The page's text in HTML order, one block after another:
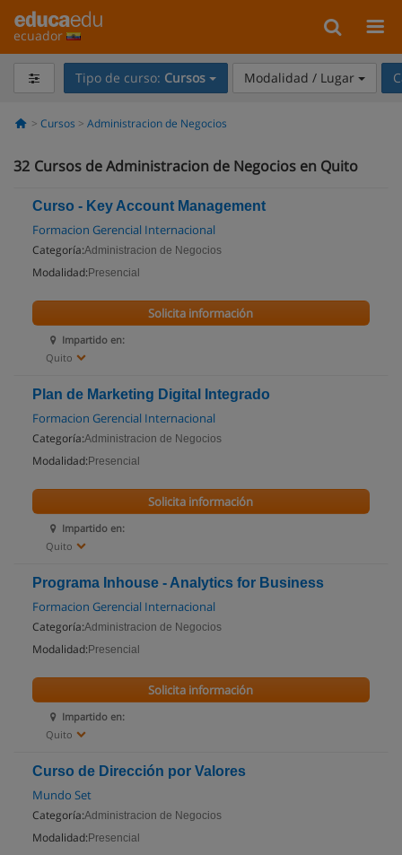
ecuador
Tipo de curso: Cursos Modalidad / Lugar
Cursos Administracion de Negocios
32 Cursos de Administracion de Negocios en Quito
Curso - Key Account Management
Formacion Gerencial Internacional
Categoría:Administracion de Negocios
Modalidad: Presencial
Impartido en:
Quito
Solicita información
Plan de Marketing Digital Integrado
Formacion Gerencial Internacional
Categoría:Administracion de Negocios
Modalidad: Presencial
Impartido en:
Quito
Solicita información
Programa Inhouse - Analytics for Business
Formacion Gerencial Internacional
Categoría:Administracion de Negocios
Modalidad: Presencial
Impartido en:
Quito
Solicita información
Curso de Dirección por Valores
Mundo Set
Categoría:Administracion de Negocios
Modalidad: Presencial